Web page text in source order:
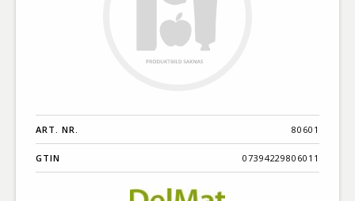
ART. NR. 80601
GTIN 07394229806011